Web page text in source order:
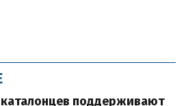
поддерживают